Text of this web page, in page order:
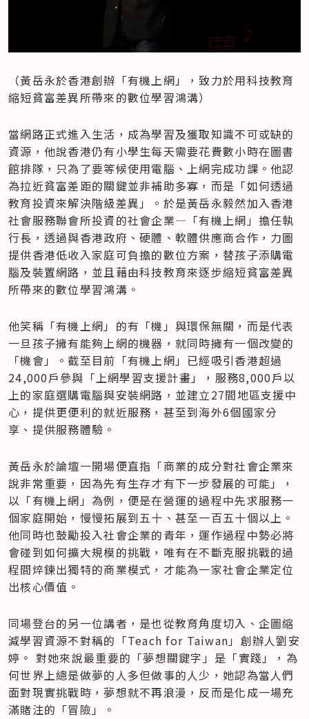
（黃岳永於香港創辦「有機上網」，致力於用科技教育
縮短貧富差異所帶來的數位學習鴻溝）
當網路正式進入生活，成為學習及獲取知識不可或缺的
資源，他說香港仍有小學生每天需要花費數小時在圖書
館排隊，只為了要等候使用電腦、上網完成功課。他認
為拉近貧富差距的關鍵並非補助多寡，而是「如何透過
教育投資來解決階級差異」。於是黃岳永毅然加入香港
社會服務聯會所投資的社會企業—「有機上網」擔任執
行長，透過與香港政府、硬體、軟體供應商合作，力圖
提供香港低收入家庭可負擔的數位方案，替孩子添購電
腦及裝置網路，並且藉由科技教育來逐步縮短貧富差異
所帶來的數位學習鴻溝。
他笑稱「有機上網」的有「機」與環保無關，而是代表
一旦孩子擁有能夠上網的機器，就同時擁有一個改變的
「機會」。截至目前「有機上網」已經吸引香港超過
24,000戶參與「上網學習支援計畫」，服務8,000戶以
上的家庭選購電腦與安裝網路，並建立27間地區支援中
心，提供更便利的就近服務，甚至到海外6個國家分
享、提供服務體驗。
黃岳永於論壇一開場便直指「商業的成分對社會企業來
說非常重要，因為先有生存才有下一步發展的可能」，
以「有機上網」為例，便是在營運的過程中先求服務一
個家庭開始，慢慢拓展到五十、甚至一百五十個以上。
他同時也鼓勵投入社會企業的青年，運作過程中勢必將
會碰到如何擴大規模的挑戰，唯有在不斷克服挑戰的過
程間焠鍊出獨特的商業模式，才能為一家社會企業定位
出核心價值。
同場登台的另一位講者，是也從教育角度切入、企圖縮
減學習資源不對稱的「Teach for Taiwan」創辦人劉安
婷。 對她來說最重要的「夢想關鍵字」是「實踐」，為
何世界上總是做夢的人多但做事的人少，她認為當人們
面對現實挑戰時，夢想就不再浪漫，反而是化成一場充
滿賭注的「冒險」。